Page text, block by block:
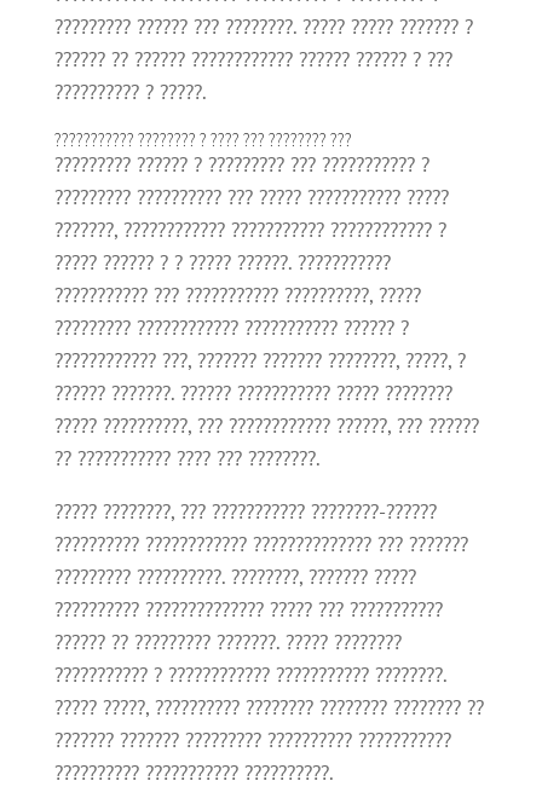
????????? ?????? ??? ????????. ????? ????? ??????? ?
?????? ?? ?????? ???????????? ?????? ?????? ? ???
?????????? ? ?????.
??????????? ???????? ? ???? ??? ???????? ???
????????? ?????? ? ????????? ??? ??????????? ?
????????? ?????????? ??? ????? ??????????? ?????
???????, ???????????? ??????????? ???????????? ?
????? ?????? ? ? ????? ??????. ???????????
??????????? ??? ??????????? ??????????, ?????
????????? ???????????? ??????????? ?????? ?
???????????? ???, ??????? ??????? ????????, ?????, ?
?????? ???????. ?????? ??????????? ????? ????????
????? ??????????, ??? ???????????? ??????, ??? ??????
?? ??????????? ???? ??? ????????.
????? ????????, ??? ??????????? ????????-??????
?????????? ???????????? ?????????????? ??? ???????
????????? ??????????. ????????, ??????? ?????
?????????? ?????????????? ????? ??? ???????????
?????? ?? ????????? ???????. ????? ????????
??????????? ? ???????????? ??????????? ????????.
????? ?????, ?????????? ???????? ???????? ???????? ??
??????? ??????? ????????? ?????????? ???????????
?????????? ??????????? ??????????.